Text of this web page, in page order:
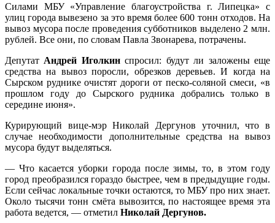
Силами МБУ «Управление благоустройства г. Липецка» с
улиц города вывезено за это время более 600 тонн отходов. На
вывоз мусора после проведения субботников выделено 2 млн.
рублей. Все они, по словам Павла Звонарева, потрачены.
Депутат Андрей Иголкинспросил: будут ли заложены еще
средства на вывоз поросли, обрезков деревьев. И когда на
Сырском руднике очистят дороги от песко-соляной смеси, «в
прошлом году до Сырского рудника добрались только в
середине июня».
Курирующий вице-мэр Николай Дергунов уточнил, что в
случае необходимости дополнительные средства на вывоз
мусора будут выделяться.
— Что касается уборки города после зимы, то, в этом году
город преобразился гораздо быстрее, чем в предыдущие годы.
Если сейчас локальные точки остаются, то МБУ про них знает.
Около тысячи тонн смёта вывозится, по настоящее время эта
работа ведется, — отметил Николай Дергунов.